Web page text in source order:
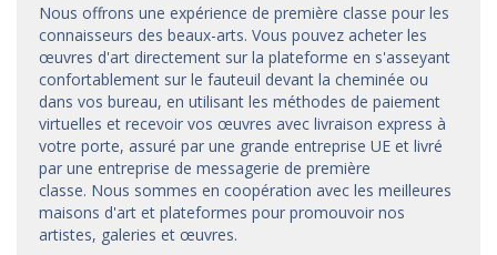
Nous offrons une expérience de première classe pour les
connaisseurs des beaux-arts. Vous pouvez acheter les
œuvres d'art directement sur la plateforme en s'asseyant
confortablement sur le fauteuil devant la cheminée ou
dans vos bureau, en utilisant les méthodes de paiement
virtuelles et recevoir vos œuvres avec livraison express à
votre porte, assuré par une grande entreprise UE et livré
par une entreprise de messagerie de première
classe. Nous sommes en coopération avec les meilleures
maisons d'art et plateformes pour promouvoir nos
artistes, galeries et œuvres.